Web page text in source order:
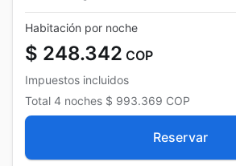
Habitación por noche
$ 248.342 COP
Impuestos incluidos
Total 4 noches $ 993.369 COP
Reservar